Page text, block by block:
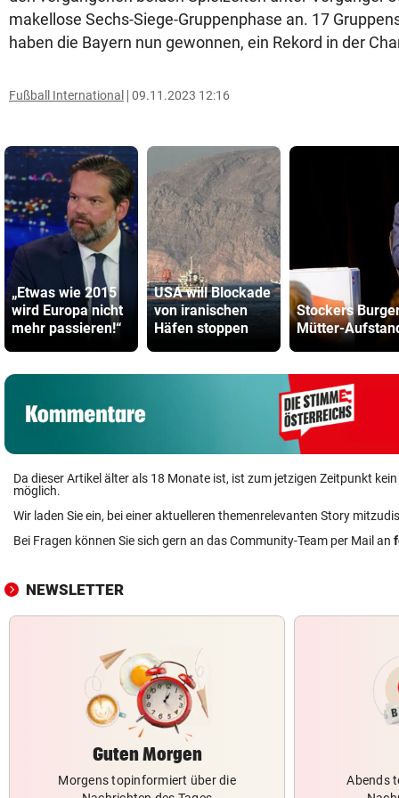
makellose Sechs-Siege-Gruppenphase an. 17
haben die Bayern nun gewonnen, ein Rekord in der
Fußball International 09.11.2023 12:16
„Etwas wie 2015
wird Europa nicht
mehr passieren!“
USA will Blockade
von iranischen
Häfen stoppen
Stockers
Mütter-
Da dieser Artikel älter als 18 Monate ist, ist zum jetzigen Zeitpunkt
möglich.
Wir laden Sie ein, bei einer aktuelleren themenrelevanten Story
Bei Fragen können Sie sich gern an das Community-Team per Mail an
NEWSLETTER
Guten Morgen
Morgens topinformiert über die
Abends